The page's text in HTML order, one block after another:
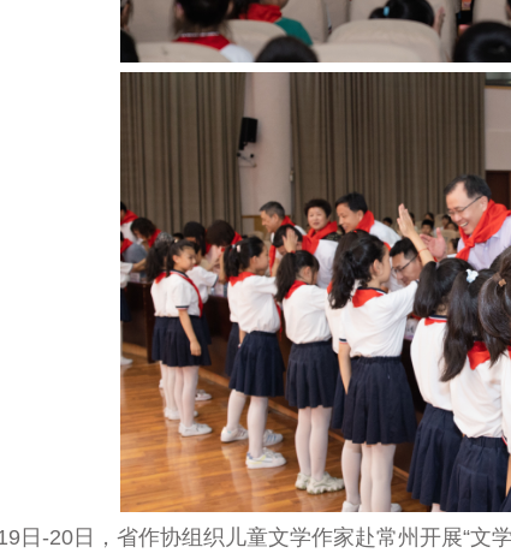
日-20日，省作协组织儿童文学作家赴常州开展“文